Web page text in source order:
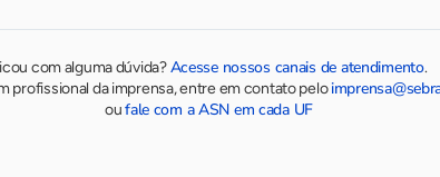
com alguma dúvida?Acesse nossos canais de atendimento.
profissional da imprensa, entre em contato pelo
oufale com a ASN em cada UF